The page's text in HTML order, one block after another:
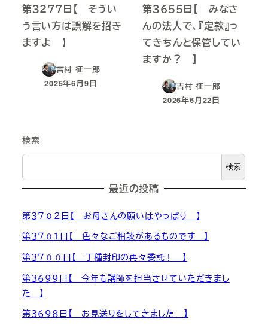
第３２７７日【 そうい
う言い方は誤解を招き
ますよ 】
吉村 征一郎
投稿日
2025年6月9日
第３６５５日【 みなさ
んの法人で、『定款』っ
てきちんと保管してい
ますか？ 】
吉村 征一郎
投稿日
2026年6月22日
検索
検索
最近の投稿
第３７０２日【 お母さんの願いはやっぱり 】
第３７０１日【 色々なご相談があるものです 】
第３７００日【 丁種封印の再々委託！ 】
第３６９９日【 今年も講師を担当させていただきまし
た 】
第３６９８日【 お見送りをしてきました 】